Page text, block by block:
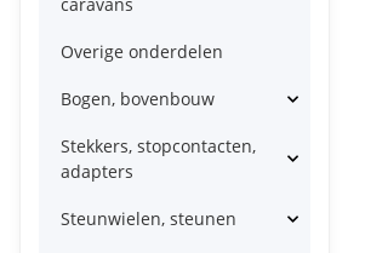
Overige onderdelen
Bogen, bovenbouw
Stekkers, stopcontacten,
adapters
Steunwielen, steunen